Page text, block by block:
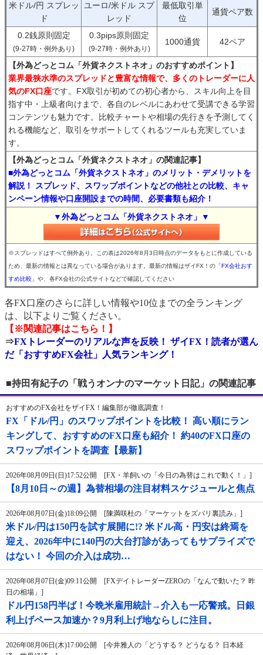
米ドル/円 スプレッ
ド
ユーロ/米ドル スプ
レッド
最低取引単
位
通貨ペア数
0.2銭原則固定
(9-27時・例外あり)
0.3pips原則固定
(9-27時・例外あり)
1000通貨 42ペア
【外為どっとコム「外貨ネクストネオ」のおすすめポイント】
業界最狭水準のスプレッドと豊富な情報で、多くのトレーダーに人
気のFX口座です。FX取引が初めての初心者から、スキル向上を目
指す中・上級者向けまで、各自のレベルにあわせて受講できる学習
コンテンツも魅力です。比較チャートや相場の先行きを予測してく
れる機能など、取引をサポートしてくれるツールも充実していま
す。
【外為どっとコム「外貨ネクストネオ」の関連記事】
■外為どっとコム「外貨ネクストネオ」のメリット・デメリットを
解説！ スプレッド、スワップポイントなどの他社との比較、キャ
ンペーン情報や口座開設までの時間、必要書類も紹介！
▼外為どっとコム「外貨ネクストネオ」▼
※スプレッドはすべて例外あり。この表は2026年8月3日時点のデータをもとに作成している
ため、最新の情報とは異なっている場合があります。最新の情報はザイFX！の 「FX会社おす
すめ比較」 や、各FX会社の公式サイトなどで確認してください
各FX口座のさらに詳しい情報や10位までの全ランキング
は、以下よりご覧ください。
【※関連記事はこちら！】
⇒FXトレーダーのリアルな声を反映！ ザイFX！読者が選ん
だ「おすすめFX会社」人気ランキング！
■持田有紀子の「戦うオンナのマーケット日記」の関連記事
おすすめのFX会社をザイFX！編集部が徹底調査！
FX「ドル/円」のスワップポイントを比較！ 高い順にラン
キングして、おすすめのFX口座も紹介！ 約40のFX口座の
スワップポイントを調査【最新】
2026年08月09日(日)17:52公開 [FX・羊飼いの「今日の為替はこれで動く！」]
【8月10日～の週】為替相場の注目材料スケジュールと焦点
2026年08月07日(金)18:09公開 [陳満咲杜の「マーケットをズバリ裏読み」]
米ドル/円は150円を試す展開に!? 米ドル高・円安は終焉を
迎え、2026年中に140円の大台打診があってもサプライズで
はない！ 今回の介入は成功…
2026年08月07日(金)09:11公開 [FXデイトレーダーZEROの「なんで動いた？ 昨
日の相場」]
ドル円158円半ば！今晩米雇用統計→介入も一応警戒。日銀
利上げペース加速か？9月利上げ地ならしに注目。
2026年08月06日(木)17:00公開 [今井雅人の「どうする？ どうなる？ 日本経